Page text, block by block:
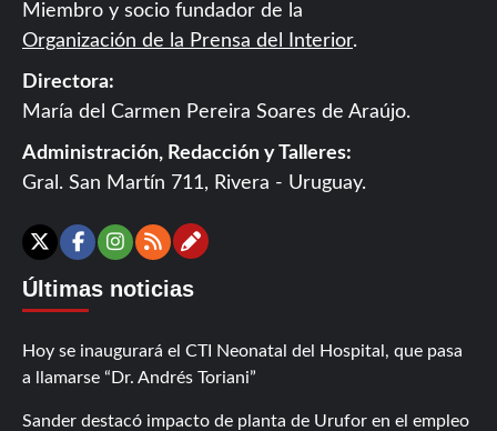
Miembro y socio fundador de la
Organización de la Prensa del Interior.
Directora:
María del Carmen Pereira Soares de Araújo.
Administración, Redacción y Talleres:
Gral. San Martín 711, Rivera - Uruguay.
X Facebook
Instagram
RSSContáctanos
Últimas noticias
Hoy se inaugurará el CTI Neonatal del Hospital, que pasa
a llamarse “Dr. Andrés Toriani”
Sander destacó impacto de planta de Urufor en el empleo